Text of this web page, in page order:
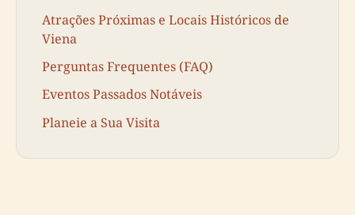
Atrações Próximas e Locais Históricos de
Viena
Perguntas Frequentes (FAQ)
Eventos Passados Notáveis
Planeie a Sua Visita